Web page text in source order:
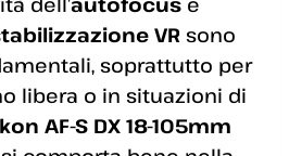
VR sono
soprattutto per
libera o in situazioni di
AF-S DX 18-105mm